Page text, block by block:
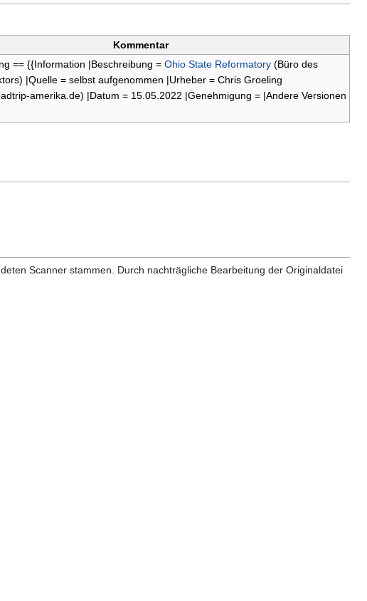
Kommentar
== {{Information |Beschreibung = Ohio State Reformatory(Büro des
|Quelle = selbst aufgenommen |Urheber = Chris Groeling
amerika.de) |Datum = 15.05.2022 |Genehmigung = |Andere Versionen
Scanner stammen. Durch nachträgliche Bearbeitung der Originaldatei